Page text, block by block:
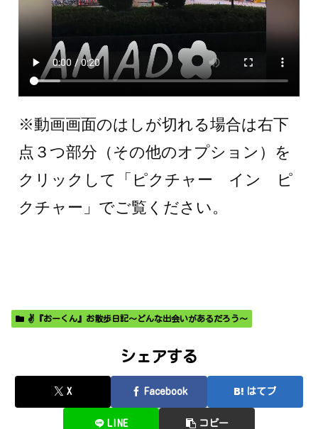
※動画画面のはしが切れる場合は右下
点３つ部分（その他のオプション）を
クリックして「ピクチャー イン ピ
クチャー」でご覧ください。
✌️『おーくん』お散歩日記〜どんな出会いがあるだろう〜
シェアする
X Facebook はてブ
LINE コピー